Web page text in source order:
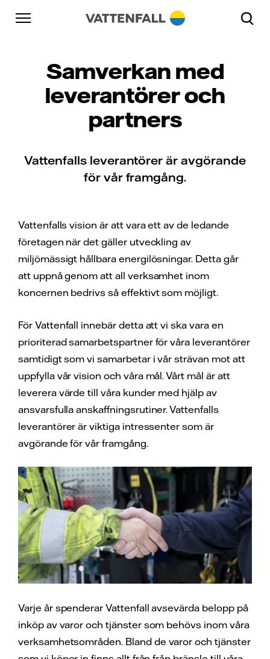
Skip to content
Gå till huvudnavigeringen
Gå till sidfoten
Samverkan med
leverantörer och
partners
Vattenfalls leverantörer är avgörande
för vår framgång.
Vattenfalls vision är att vara ett av de ledande
företagen när det gäller utveckling av
miljömässigt hållbara energilösningar. Detta går
att uppnå genom att all verksamhet inom
koncernen bedrivs så effektivt som möjligt.
För Vattenfall innebär detta att vi ska vara en
prioriterad samarbetspartner för våra leverantörer
samtidigt som vi samarbetar i vår strävan mot att
uppfylla vår vision och våra mål. Vårt mål är att
leverera värde till våra kunder med hjälp av
ansvarsfulla anskaffningsrutiner. Vattenfalls
leverantörer är viktiga intressenter som är
avgörande för vår framgång.
Varje år spenderar Vattenfall avsevärda belopp på
inköp av varor och tjänster som behövs inom våra
verksamhetsområden. Bland de varor och tjänster
Gå till huvudnavigeringen